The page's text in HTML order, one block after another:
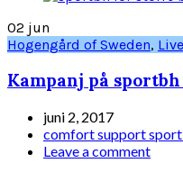
02 jun
Hogengård of Sweden,
Kampanj på
juni 2, 2017
comfort support
Leave a comment